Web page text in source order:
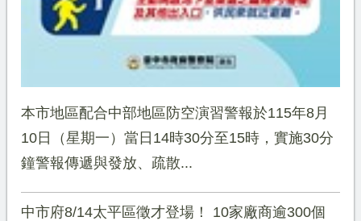
本市地區配合中部地區防空演習警報於115年8月
10日（星期一）當日14時30分至15時，實施30分
鐘警報傳遞與發放、疏散...
中市府8/14太平區徵才登場！ 10家廠商逾300個